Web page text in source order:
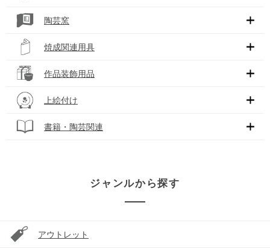
陶芸窯
焼成関連用具
作品装飾用品
上絵付け
書籍・陶芸関連
ジャンルから探す
アウトレット